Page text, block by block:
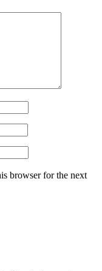
browser for the next